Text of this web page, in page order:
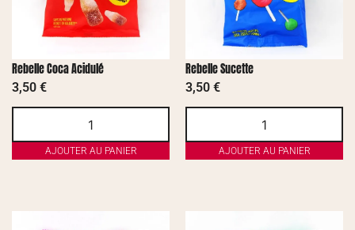
Rebelle Coca Acidulé
3,50 €
AJOUTER AU PANIER
Rebelle Sucette
3,50 €
AJOUTER AU PANIER